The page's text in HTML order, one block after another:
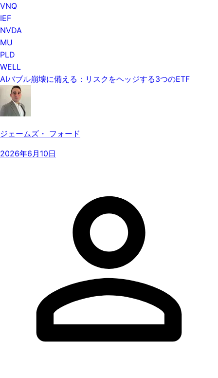
VNQ
IEF
NVDA
MU
PLD
WELL
AIバブル崩壊に備える：リスクをヘッジする3つのETF
ジェームズ・ フォード
2026年6月10日